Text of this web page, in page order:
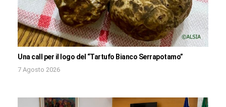
Una call per il logo del “Tartufo Bianco Serrapotamo”
7 Agosto 2026